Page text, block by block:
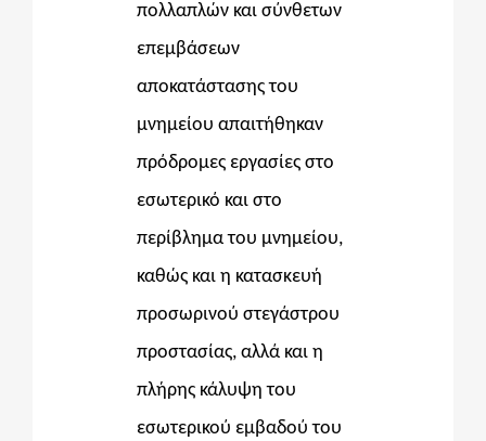
πολλαπλών και σύνθετων
επεμβάσεων
αποκατάστασης του
μνημείου απαιτήθηκαν
πρόδρομες εργασίες στο
εσωτερικό και στο
περίβλημα του μνημείου,
καθώς και η κατασκευή
προσωρινού στεγάστρου
προστασίας, αλλά και η
πλήρης κάλυψη του
εσωτερικού εμβαδού του